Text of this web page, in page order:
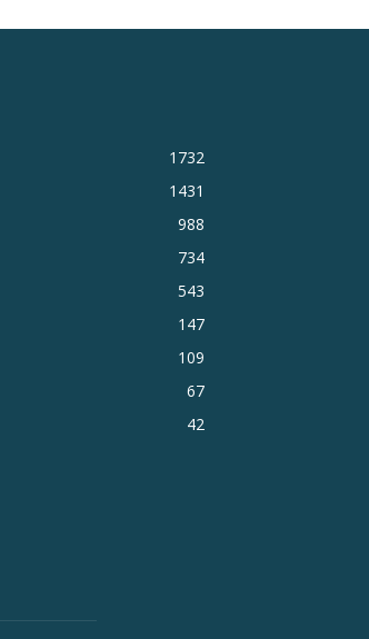
1732
1431
988
734
543
147
109
67
42